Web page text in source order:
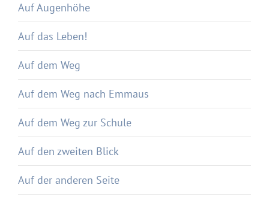
Auf Augenhöhe
Auf das Leben!
Auf dem Weg
Auf dem Weg nach Emmaus
Auf dem Weg zur Schule
Auf den zweiten Blick
Auf der anderen Seite